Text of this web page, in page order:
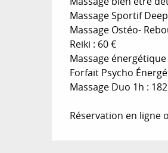
Massage Sportif
Massage Ostéo-
Reiki : 60 €
Massage
Forfait Psycho
Massage Duo 1h :
Réservation en ligne